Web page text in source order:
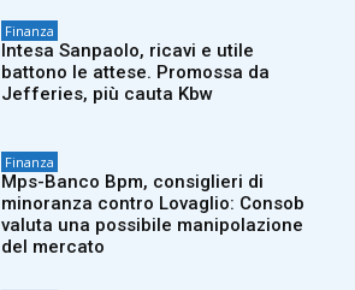
Finanza
Intesa Sanpaolo, ricavi e utile
battono le attese. Promossa da
Jefferies, più cauta Kbw
Finanza
Mps-Banco Bpm, consiglieri di
minoranza contro Lovaglio: Consob
valuta una possibile manipolazione
del mercato